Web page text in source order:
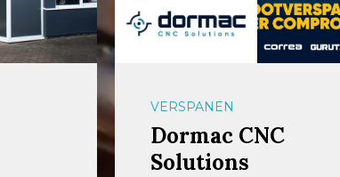
VERSPANEN
Dormac CNC
Solutions